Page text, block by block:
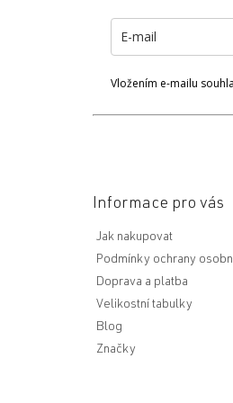
Vložením e-mailu
Informace pro vás
Jak nakupovat
Podmínky ochrany
Doprava a platba
Velikostní tabulky
Blog
Značky